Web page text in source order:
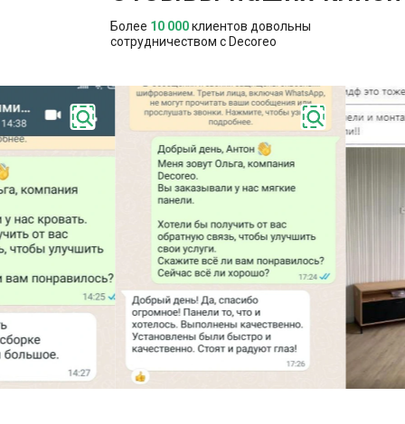
Более 10 000клиентов довольны
сотрудничеством с Decoreo